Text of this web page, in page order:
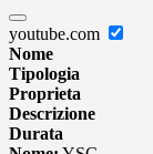
youtube.com
Nome
Tipologia
Proprieta
Descrizione
Durata